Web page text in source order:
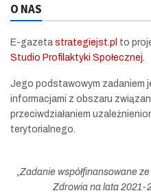
O NAS
E-gazeta strategiejst.pl to
Studio Profilaktyki Społecznej
Jego podstawowym zadaniem
informacjami z obszaru
przeciwdziałaniem
terytorialnego.
Zadanie współfinansowane
Zdrowia na lata 2021-